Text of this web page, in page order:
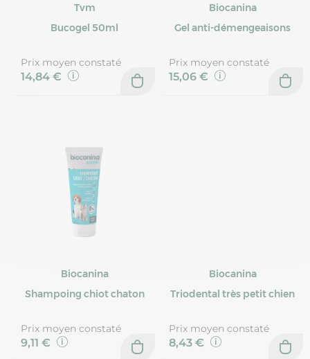
Tvm
Bucogel 50ml
Prix moyen constaté
14,84 €
Biocanina
Gel anti-démengeaisons
Prix moyen constaté
15,06 €
Biocanina
Shampoing chiot chaton
Prix moyen constaté
9,11 €
Biocanina
Triodental très petit chien
Prix moyen constaté
8,43 €